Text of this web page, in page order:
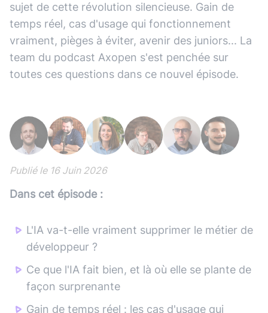
sujet de cette révolution silencieuse. Gain de
temps réel, cas d'usage qui fonctionnement
vraiment, pièges à éviter, avenir des juniors... La
team du podcast Axopen s'est penchée sur
toutes ces questions dans ce nouvel épisode.
Publié le 16 Juin 2026
Dans cet épisode :
L'IA va-t-elle vraiment supprimer le métier de
développeur ?
Ce que l'IA fait bien, et là où elle se plante de
façon surprenante
Gain de temps réel : les cas d'usage qui